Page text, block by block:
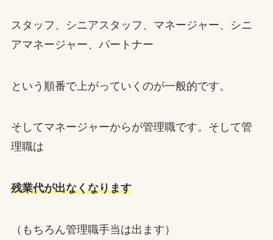
スタッフ、シニアスタッフ、マネージャー、シニ
アマネージャー、パートナー
という順番で上がっていくのが一般的です。
そしてマネージャーからが管理職です。そして管
理職は
残業代が出なくなります
（もちろん管理職手当は出ます）